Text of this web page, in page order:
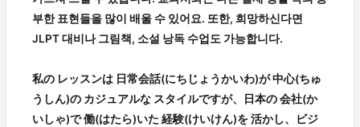
부한 표현들을 많이 배울 수 있어요. 또한, 희망하신다면
JLPT 대비나 그림책, 소설 낭독 수업도 가능합니다.
私の レッスンは 日常会話(にちじょうかいわ)が 中心(ちゅ
うしん)の カジュアルな スタイルですが、日本の 会社(か
いしゃ)で 働(はたら)いた 経験(けいけん)を 活かし、ビジ